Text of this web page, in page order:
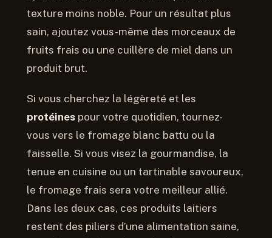
texture moins noble. Pour un résultat plus
sain, ajoutez vous-même des morceaux de
fruits frais ou une cuillère de miel dans un
produit brut.
Si vous cherchez la légèreté et les
protéines pour votre quotidien, tournez-
vous vers le fromage blanc battu ou la
faisselle. Si vous visez la gourmandise, la
tenue en cuisine ou un tartinable savoureux,
le fromage frais sera votre meilleur allié.
Dans les deux cas, ces produits laitiers
restent des piliers d’une alimentation saine,